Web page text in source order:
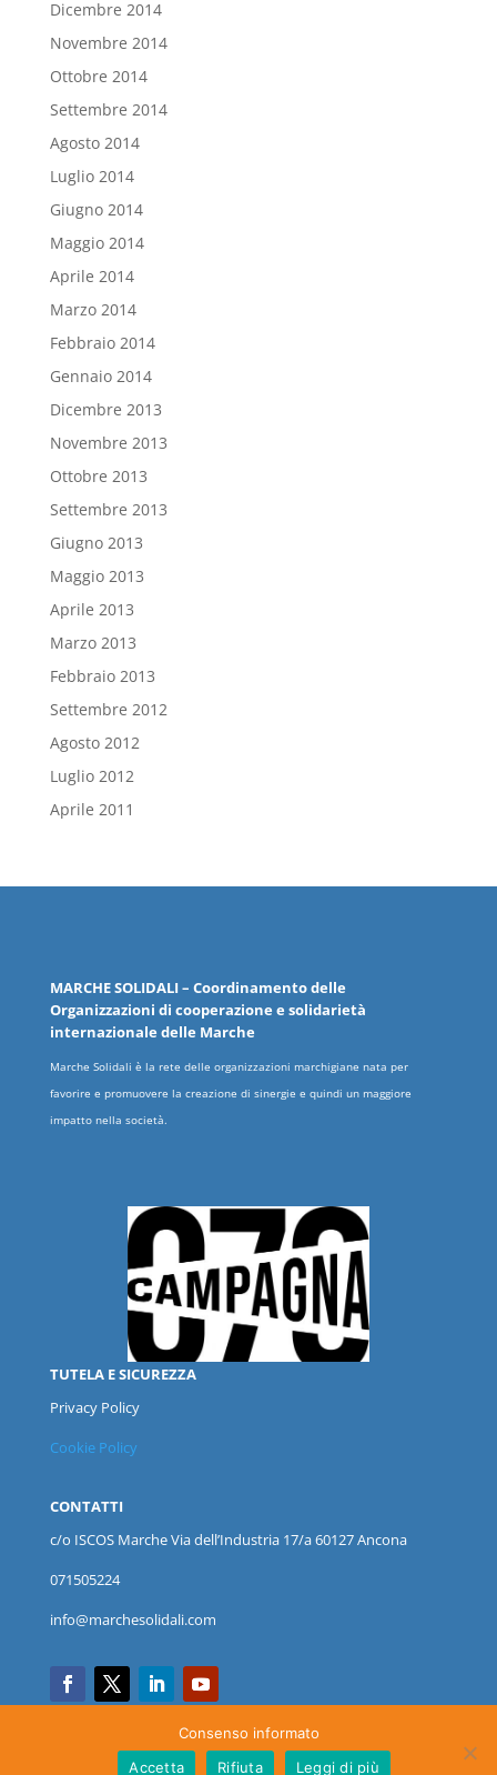
Dicembre 2014
Novembre 2014
Ottobre 2014
Settembre 2014
Agosto 2014
Luglio 2014
Giugno 2014
Maggio 2014
Aprile 2014
Marzo 2014
Febbraio 2014
Gennaio 2014
Dicembre 2013
Novembre 2013
Ottobre 2013
Settembre 2013
Giugno 2013
Maggio 2013
Aprile 2013
Marzo 2013
Febbraio 2013
Settembre 2012
Agosto 2012
Luglio 2012
Aprile 2011
MARCHESOLIDALI– Coordinamento delle
Organizzazioni di cooperazione e solidarietà
internazionale delle Marche
Marche Solidali è la rete delle organizzazioni marchigiane nata per
favorire e promuovere la creazione di sinergie e quindi un maggiore
impatto nella società.
TUTELA E SICUREZZA
Privacy Policy
Cookie Policy
CONTATTI
c/o ISCOS MarcheVia dell’Industria 17/a 60127 Ancona
071505224
info@marchesolidali.com
Consenso informato
Accetta
Rifiuta Leggi di più